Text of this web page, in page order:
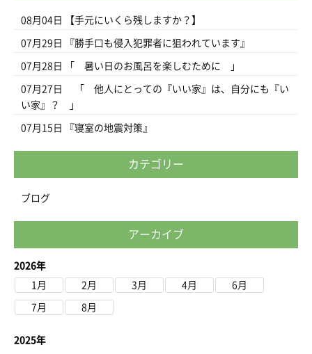
08月04日 【手元にいくら残しますか？】
07月29日 『勝手口も侵入犯罪者に狙われています』
07月28日 「 暑い日のお風呂を楽しむために 」
07月27日
「 他人にとっての『いい家』は、自分にも『い
い家』？ 」
07月15日 『寝室の地震対策』
カテゴリー
ブログ
アーカイブ
2026年
1月
2月 3月 4月 6月
7月 8月
2025年